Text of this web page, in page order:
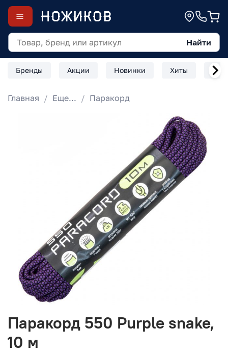
Найти
Бренды Акции Новинки Хиты
Главная Еще... Паракорд
Паракорд 550 Purple snake,
10 м